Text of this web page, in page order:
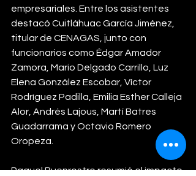
empresariales. Entre los asistentes
destacó Cuitláhuac García Jiménez,
titular de CENAGAS, junto con
funcionarios como Édgar Amador
Zamora, Mario Delgado Carrillo, Luz
Elena González Escobar, Víctor
Rodríguez Padilla, Emilia Esther Calleja
Alor, Andrés Lajous, Martí Batres
Guadarrama y Octavio Romero
Oropeza.
Raquel Buenrostro resumió el impacto